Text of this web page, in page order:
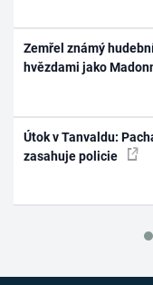
Zemřel známý
hvězdami jako
Útok v Tanvaldu:
zasahuje policie